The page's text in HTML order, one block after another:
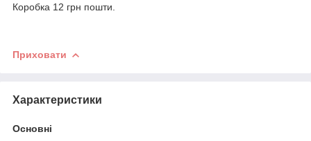
Коробка 12 грн пошти.
Приховати
Характеристики
Основні